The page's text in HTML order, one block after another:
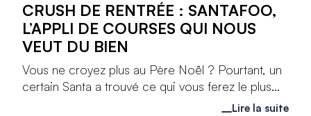
CRUSH DE RENTRÉE : SANTAFOO,
L’APPLI DE COURSES QUI NOUS
VEUT DU BIEN
Vous ne croyez plus au Père Noël ? Pourtant, un
certain Santa a trouvé ce qui vous ferez le plus...
Lire la suite